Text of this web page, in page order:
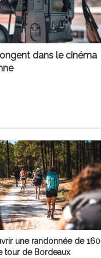
dans le cinéma
une randonnée de 160
tour de Bordeaux